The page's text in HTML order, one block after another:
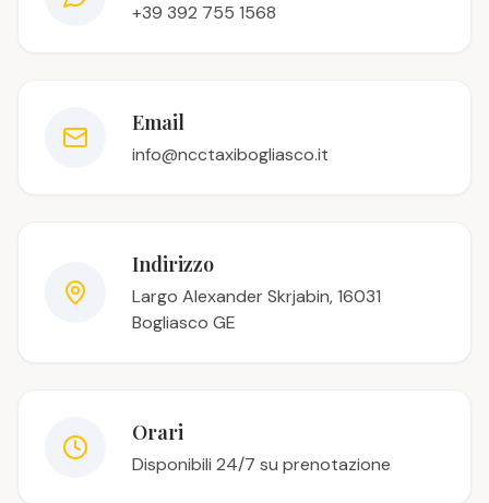
+39 392 755 1568
Email
info@ncctaxibogliasco.it
Indirizzo
Largo Alexander Skrjabin, 16031
Bogliasco GE
Orari
Disponibili 24/7 su prenotazione